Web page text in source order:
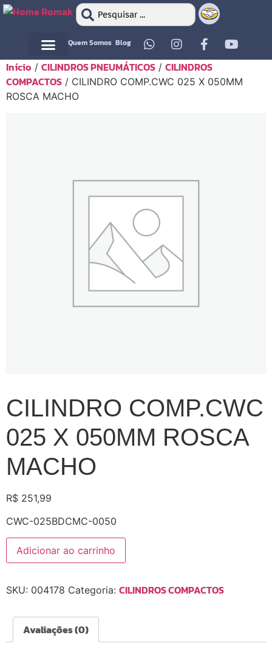
Quem Somos Blog
Início / CILINDROS PNEUMÁTICOS / CILINDROS
COMPACTOS / CILINDRO COMP.CWC 025 X 050MM
ROSCA MACHO
CILINDRO COMP.CWC
025 X 050MM ROSCA
MACHO
R$ 251,99
CWC-025BDCMC-0050
Adicionar ao carrinho
SKU: 004178 Categoria: CILINDROS COMPACTOS
Avaliações (0)